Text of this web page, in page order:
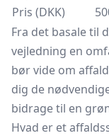
Pris (DKK)
Fra det basale til
vejledning en
bør vide om
dig de
bidrage til en
Hvad er et